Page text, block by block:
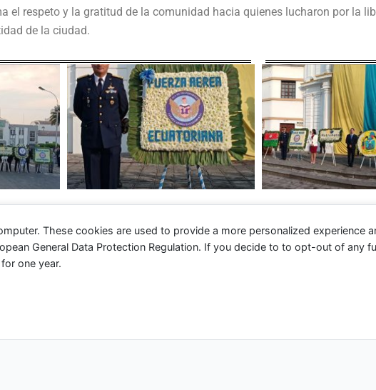
el respeto y la gratitud de la comunidad hacia quienes lucharon por la
de la ciudad.
los derechos © 2026 Fuerza Aérea Ecuatoriana | Funciona
These cookies are used to provide a more personalized experience
General Data Protection Regulation. If you decide to to opt-out of any
one year.